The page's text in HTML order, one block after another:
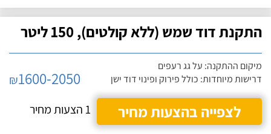
התקנת דוד שמש (ללא קולטים), 150 ליטר
מיקום ההתקנה: על גג רעפים
דרישות מיוחדות: כולל פירוק ופינוי דוד ישן
₪1600-2050
לצפייה בהצעות מחיר
1 הצעות מחיר